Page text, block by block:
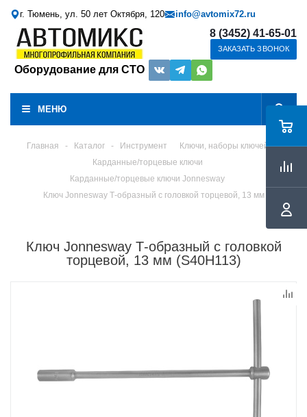
г. Тюмень, ул. 50 лет Октября, 120 info@avtomix72.ru
Оборудование для СТО
8 (3452) 41-65-01
ЗАКАЗАТЬ ЗВОНОК
МЕНЮ
Главная - Каталог - Инструмент
Ключи, наборы ключей
Карданные/торцевые ключи
Карданные/торцевые ключи Jonnesway
Ключ Jonnesway Т-образный с головкой торцевой, 13 мм
Ключ Jonnesway Т-образный с головкой
торцевой, 13 мм (S40H113)